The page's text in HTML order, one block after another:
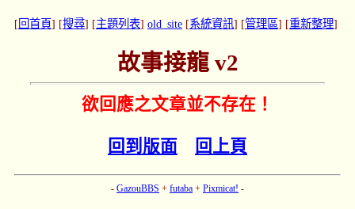
[ 回首頁] [搜尋] [主題列表] old_site [系統資訊] [管理區] [重新整理]
故事接龍 v2
欲回應之文章並不存在！
回到版面 回上頁
- GazouBBS + futaba + Pixmicat! -